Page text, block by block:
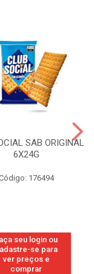
SAB ORIGINAL
6X24G
176494
seu login ou
se para
ver preços e
comprar